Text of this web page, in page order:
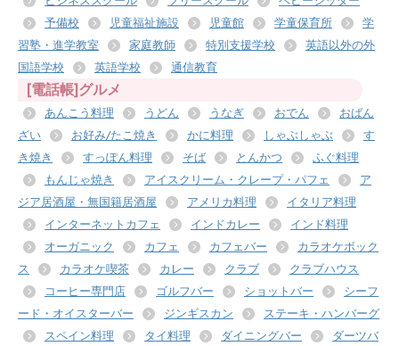
予備校
児童福祉施設 児童館 学童保育所
学
習塾・進学教室
家庭教師 特別支援学校
英語以外の外
国語学校
英語学校 通信教育
[電話帳]グルメ
あんこう料理 うどん うなぎ おでん
おばん
ざい
お好み/たこ焼き かに料理 しゃぶしゃぶ
す
き焼き
すっぽん料理 そば とんかつ
ふぐ料理
もんじゃ焼き
アイスクリーム・クレープ・パフェ
ア
ジア居酒屋・無国籍居酒屋
アメリカ料理
イタリア料理
インターネットカフェ
インドカレー
インド料理
オーガニック
カフェ カフェバー
カラオケボック
ス
カラオケ喫茶 カレー クラブ
クラブハウス
コーヒー専門店
ゴルフバー ショットバー
シーフ
ード・オイスターバー
ジンギスカン
ステーキ・ハンバーグ
スペイン料理
タイ料理 ダイニングバー
ダーツバ